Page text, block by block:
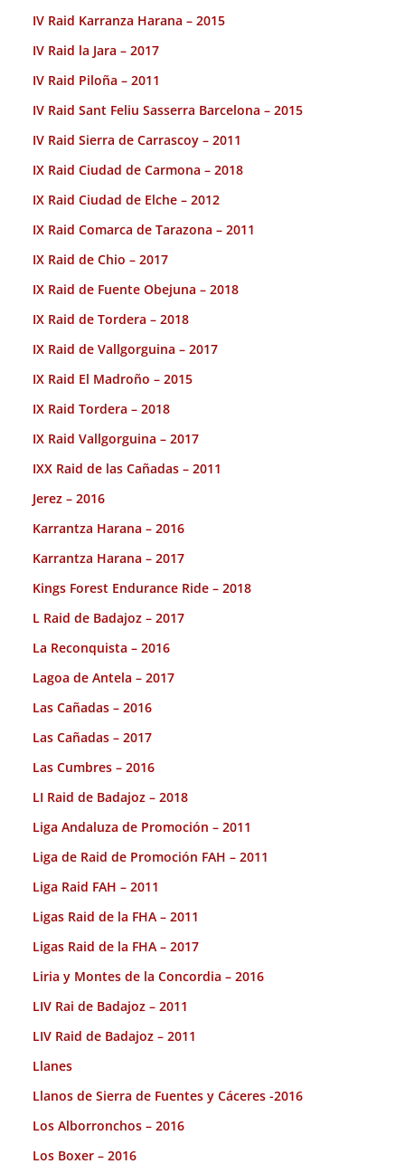
IV Raid Karranza Harana – 2015
IV Raid la Jara – 2017
IV Raid Piloña – 2011
IV Raid Sant Feliu Sasserra Barcelona – 2015
IV Raid Sierra de Carrascoy – 2011
IX Raid Ciudad de Carmona – 2018
IX Raid Ciudad de Elche – 2012
IX Raid Comarca de Tarazona – 2011
IX Raid de Chio – 2017
IX Raid de Fuente Obejuna – 2018
IX Raid de Tordera – 2018
IX Raid de Vallgorguina – 2017
IX Raid El Madroño – 2015
IX Raid Tordera – 2018
IX Raid Vallgorguina – 2017
IXX Raid de las Cañadas – 2011
Jerez – 2016
Karrantza Harana – 2016
Karrantza Harana – 2017
Kings Forest Endurance Ride – 2018
L Raid de Badajoz – 2017
La Reconquista – 2016
Lagoa de Antela – 2017
Las Cañadas – 2016
Las Cañadas – 2017
Las Cumbres – 2016
LI Raid de Badajoz – 2018
Liga Andaluza de Promoción – 2011
Liga de Raid de Promoción FAH – 2011
Liga Raid FAH – 2011
Ligas Raid de la FHA – 2011
Ligas Raid de la FHA – 2017
Liria y Montes de la Concordia – 2016
LIV Rai de Badajoz – 2011
LIV Raid de Badajoz – 2011
Llanes
Llanos de Sierra de Fuentes y Cáceres -2016
Los Alborronchos – 2016
Los Boxer – 2016